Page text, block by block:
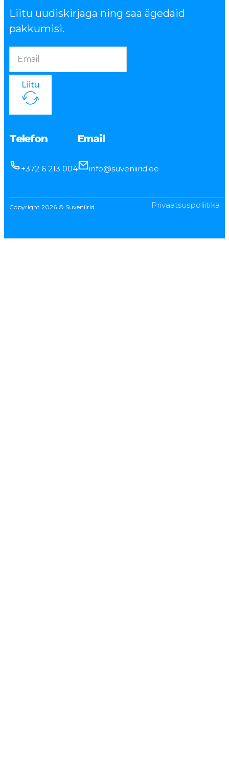
Liitu uudiskirjaga ning saa ägedaid
pakkumisi.
Liitu
Telefon
+372 6 213 004
Email
info@suveniirid.ee
Copyright 2026 © Suveniirid Privaatsuspoliitika